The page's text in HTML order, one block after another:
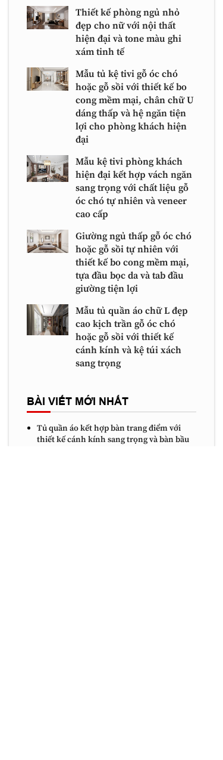
Thiết kế phòng ngủ nhỏ
đẹp cho nữ với nội thất
hiện đại và tone màu ghi
xám tinh tế
Mẫu tủ kệ tivi gỗ óc chó
hoặc gỗ sồi với thiết kế bo
cong mềm mại, chân chữ U
dáng thấp và hệ ngăn tiện
lợi cho phòng khách hiện
đại
Mẫu kệ tivi phòng khách
hiện đại kết hợp vách ngăn
sang trọng với chất liệu gỗ
óc chó tự nhiên và veneer
cao cấp
Giường ngủ thấp gỗ óc chó
hoặc gỗ sồi tự nhiên với
thiết kế bo cong mềm mại,
tựa đầu bọc da và tab đầu
giường tiện lợi
Mẫu tủ quần áo chữ L đẹp
cao kịch trần gỗ óc chó
hoặc gỗ sồi với thiết kế
cánh kính và kệ túi xách
sang trọng
BÀI VIẾT MỚI NHẤT
Tủ quần áo kết hợp bàn trang điểm với
thiết kế cánh kính sang trọng và bàn bầu